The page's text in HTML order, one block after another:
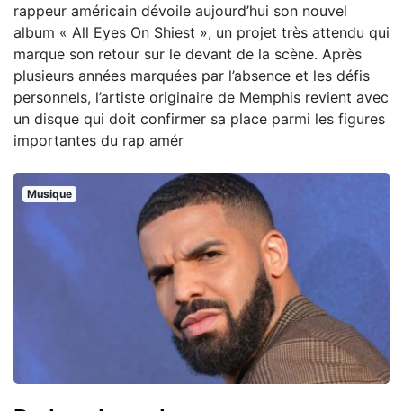
rappeur américain dévoile aujourd’hui son nouvel
album « All Eyes On Shiest », un projet très attendu qui
marque son retour sur le devant de la scène. Après
plusieurs années marquées par l’absence et les défis
personnels, l’artiste originaire de Memphis revient avec
un disque qui doit confirmer sa place parmi les figures
importantes du rap amér
Musique